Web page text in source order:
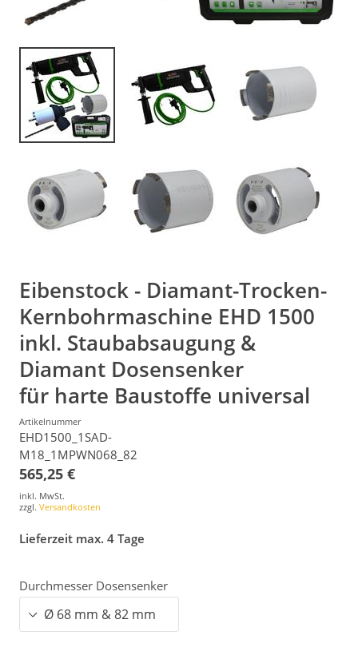
Eibenstock - Diamant-Trocken-
Kernbohrmaschine EHD 1500
inkl. Staubabsaugung &
Diamant Dosensenker
für harte Baustoffe universal
Artikelnummer
EHD1500_1SAD-
M18_1MPWN068_82
565,25 €
inkl. MwSt.
zzgl. Versandkosten
Lieferzeit max. 4 Tage
Durchmesser Dosensenker